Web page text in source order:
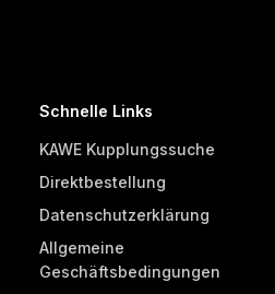
Schnelle Links
KAWE Kupplungssuche
Direktbestellung
Datenschutzerklärung
Allgemeine
Geschäftsbedingungen